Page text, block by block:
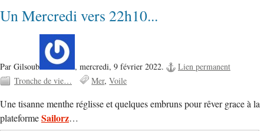
Un Mercredi vers 22h10...
Par Gilsoub , mercredi, 9 février 2022.
Lien permanent
Tronche de vie…
Mer Voile
Une tisanne menthe réglisse et quelques embruns pour rêver grace à la
plateformeSailorz…